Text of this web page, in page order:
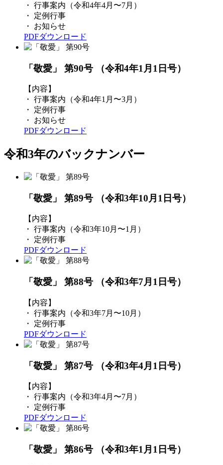
・ 行事案内（令和4年4月〜7月）
・ 定例行事
・ お知らせ
PDFダウンロード
「敬愛」 第90号 （令和4年1月1日号）
【内容】
・ 行事案内（令和4年1月〜3月）
・ 定例行事
・ お知らせ
PDFダウンロード
令和3年のバックナンバー
「敬愛」 第89号 （令和3年10月1日号）
【内容】
・ 行事案内（令和3年10月〜1月）
・ 定例行事
PDFダウンロード
「敬愛」 第88号 （令和3年7月1日号）
【内容】
・ 行事案内（令和3年7月〜10月）
・ 定例行事
PDFダウンロード
「敬愛」 第87号 （令和3年4月1日号）
【内容】
・ 行事案内（令和3年4月〜7月）
・ 定例行事
PDFダウンロード
「敬愛」 第86号 （令和3年1月1日号）